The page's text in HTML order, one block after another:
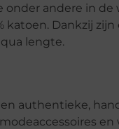
onder andere in de
Dankzij
lengte.
authentieke,